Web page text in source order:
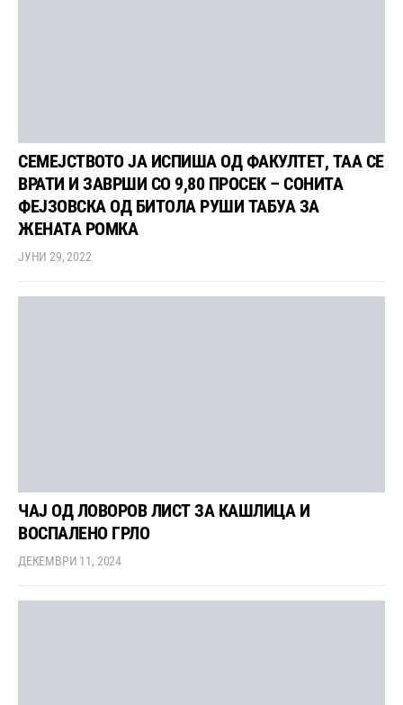
СЕМЕЈСТВОТО ЈА ИСПИША ОД ФАКУЛТЕТ, ТАА СЕ
ВРАТИ И ЗАВРШИ СО 9,80 ПРОСЕК – СОНИТА
ФЕЈЗОВСКА ОД БИТОЛА РУШИ ТАБУА ЗА
ЖЕНАТА РОМКА
ЈУНИ 29, 2022
ЧАЈ ОД ЛОВОРОВ ЛИСТ ЗА КАШЛИЦА И
ВОСПАЛЕНО ГРЛО
ДЕКЕМВРИ 11, 2024